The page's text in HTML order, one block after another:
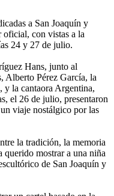
a San Joaquín y
oficial, con vistas a la
24 y 27 de julio.
Hans, junto al
Alberto Pérez García, la
y la cantaora Argentina,
el 26 de julio, presentaron
viaje nostálgico por las
la tradición, la memoria
querido mostrar a una niña
de San Joaquín y